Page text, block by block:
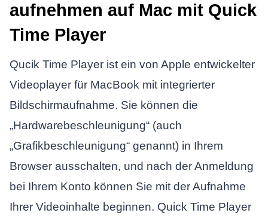
aufnehmen auf Mac mit Quick
Time Player
Qucik Time Player ist ein von Apple entwickelter
Videoplayer für MacBook mit integrierter
Bildschirmaufnahme. Sie können die
„Hardwarebeschleunigung“ (auch
„Grafikbeschleunigung“ genannt) in Ihrem
Browser ausschalten, und nach der Anmeldung
bei Ihrem Konto können Sie mit der Aufnahme
Ihrer Videoinhalte beginnen. Quick Time Player